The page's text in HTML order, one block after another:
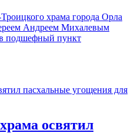
храма города Орла
Андреем Михалевым
в подшефный пункт
освятил